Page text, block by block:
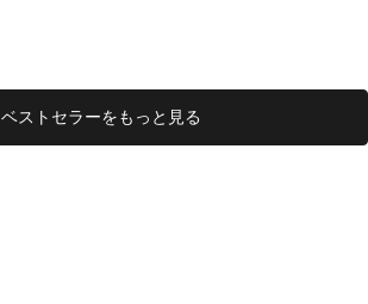
ベストセラーをもっと見る